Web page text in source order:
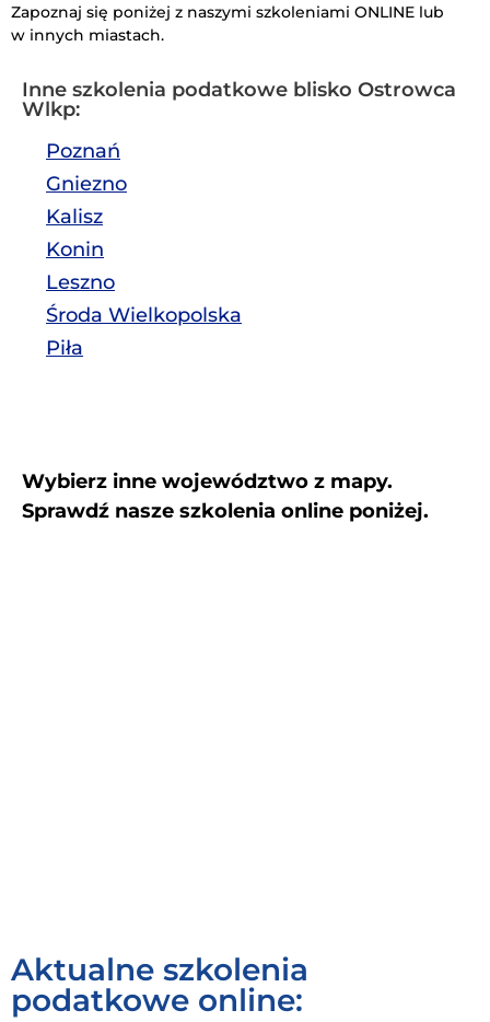
Zapoznaj się poniżej z naszymi szkoleniami ONLINE lub
w innych miastach.
Inne szkolenia podatkowe blisko Ostrowca
Wlkp:
Poznań
Gniezno
Kalisz
Konin
Leszno
Środa Wielkopolska
Piła
Wybierz inne województwo z mapy.
Sprawdź nasze szkolenia online poniżej.
Aktualne szkolenia
podatkowe online: